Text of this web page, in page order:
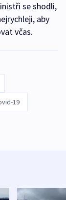
se shodli,
aby
včas.
19